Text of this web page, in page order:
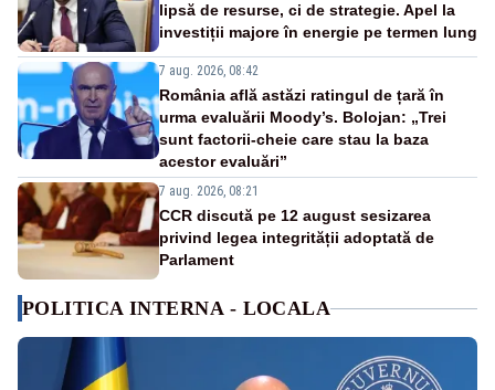
lipsă de resurse, ci de strategie. Apel la
investiții majore în energie pe termen lung
7 aug. 2026, 08:42
România află astăzi ratingul de țară în
urma evaluării Moody’s. Bolojan: „Trei
sunt factorii-cheie care stau la baza
acestor evaluări”
7 aug. 2026, 08:21
CCR discută pe 12 august sesizarea
privind legea integrității adoptată de
Parlament
POLITICA INTERNA - LOCALA